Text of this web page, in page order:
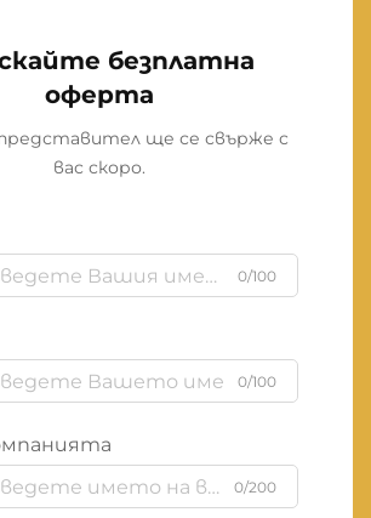
безплатна
оферта
ще се свърже с
вас скоро.
0/100
0/100
0/200